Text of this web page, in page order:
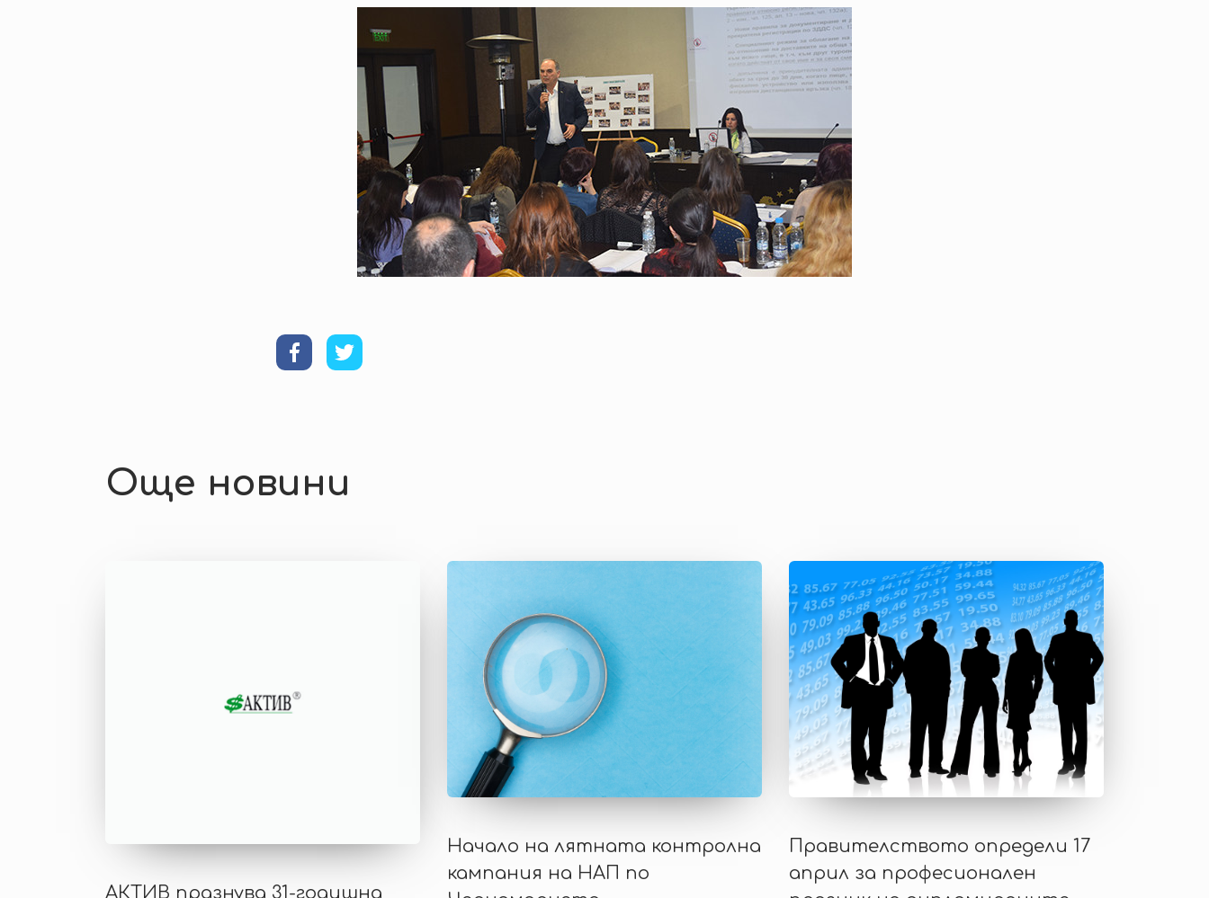
Още новини
АКТИВ празнува 31-годишна
Начало на лятната контролна
кампания на НАП по
Правителството определи 17
април за професионален